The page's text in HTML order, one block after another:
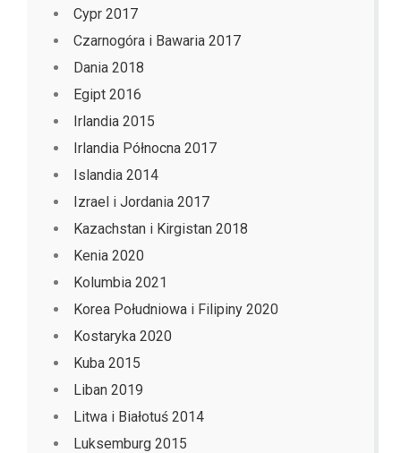
Cypr 2017
Czarnogóra i Bawaria 2017
Dania 2018
Egipt 2016
Irlandia 2015
Irlandia Północna 2017
Islandia 2014
Izrael i Jordania 2017
Kazachstan i Kirgistan 2018
Kenia 2020
Kolumbia 2021
Korea Południowa i Filipiny 2020
Kostaryka 2020
Kuba 2015
Liban 2019
Litwa i Białotuś 2014
Luksemburg 2015